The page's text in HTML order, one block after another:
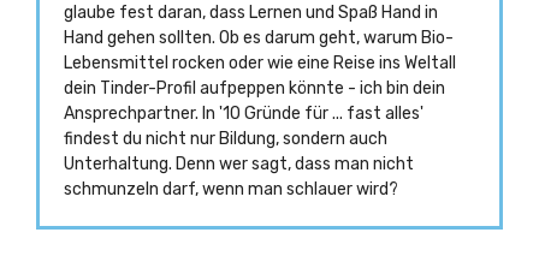
glaube fest daran, dass Lernen und Spaß Hand in
Hand gehen sollten. Ob es darum geht, warum Bio-
Lebensmittel rocken oder wie eine Reise ins Weltall
dein Tinder-Profil aufpeppen könnte - ich bin dein
Ansprechpartner. In '10 Gründe für ... fast alles'
findest du nicht nur Bildung, sondern auch
Unterhaltung. Denn wer sagt, dass man nicht
schmunzeln darf, wenn man schlauer wird?